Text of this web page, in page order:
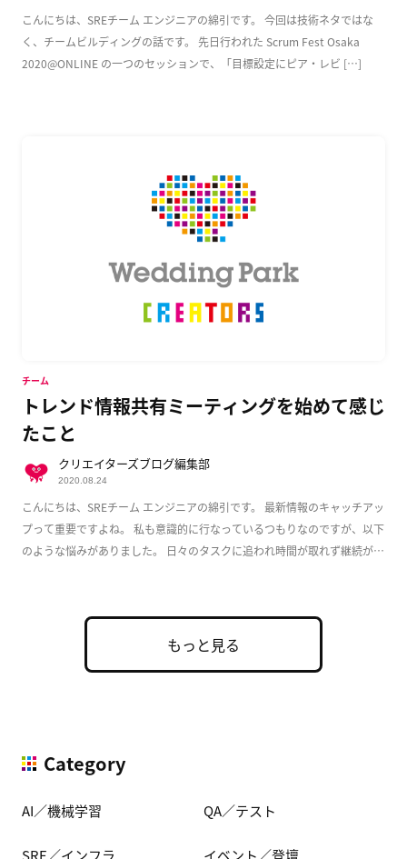
こんにちは、SREチーム エンジニアの綿引です。 今回は技術ネタではな
く、チームビルディングの話です。 先日行われた Scrum Fest Osaka
2020@ONLINE の一つのセッションで、「目標設定にピア・レビ […]
トレンド情報共有ミーティングを始めて感じ
たこと
こんにちは、SREチーム エンジニアの綿引です。 最新情報のキャッチアッ
プって重要ですよね。 私も意識的に行なっているつもりなのですが、以下
のような悩みがありました。 日々のタスクに追われ時間が取れず継続が難
チーム
クリエイターズブログ編集部
2020.08.24
もっと見る
Category
AI／機械学習 QA／テスト
SRE／インフラ イベント／登壇